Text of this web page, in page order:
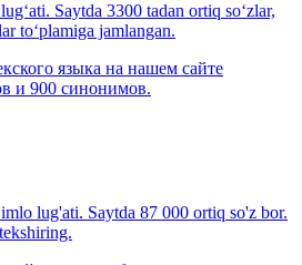
Saytda 3300 tadan ortiq so‘zlar,
to‘plamiga jamlangan.
языка на нашем сайте
и 900 синонимов.
lug'ati. Saytda 87 000 ortiq so'z bor.